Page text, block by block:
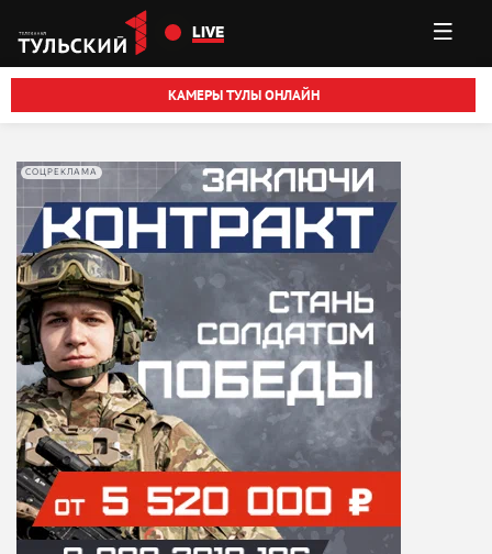
Перейти к основному содержанию
LIVE
КАМЕРЫ ТУЛЫ ОНЛАЙН
СОЦРЕКЛАМА